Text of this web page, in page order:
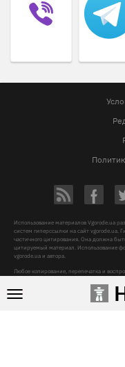
Использование материалов Vgorode.ua
систем гиперссылки на сайт vgorode.ua.
частичного цитирования. Она должна
цитируемый материал. Использование
vgorode.ua и автора.
Любое копирование, перепечатка и
Субъект в сфере онлайн-медиа, Название
ХАРКІВСЬКЕ ШОСЕ, будинок 172-Б, офіс